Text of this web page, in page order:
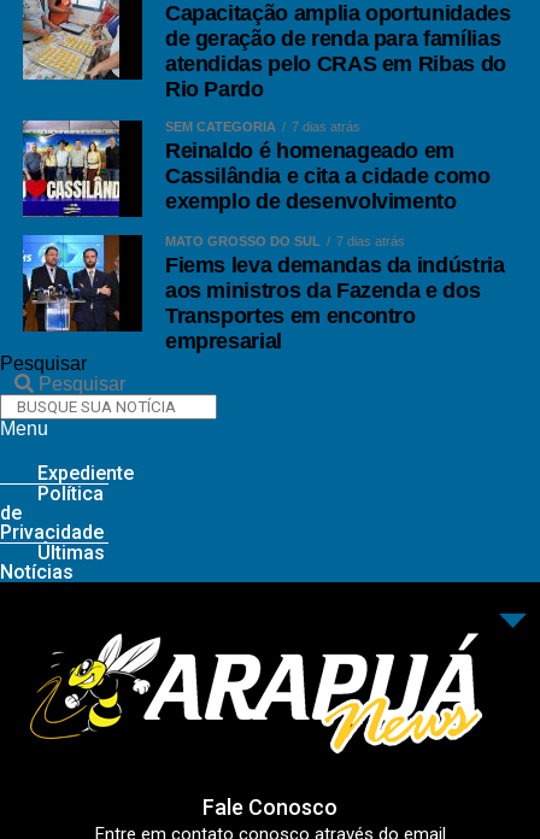
Capacitação amplia oportunidades
de geração de renda para famílias
atendidas pelo CRAS em Ribas do
Rio Pardo
SEM CATEGORIA 7 dias atrás
Reinaldo é homenageado em
Cassilândia e cita a cidade como
exemplo de desenvolvimento
MATO GROSSO DO SUL 7 dias atrás
Fiems leva demandas da indústria
aos ministros da Fazenda e dos
Transportes em encontro
empresarial
Pesquisar
Pesquisar
Menu
Expediente
Política
de
Privacidade
Últimas
Notícias
Fale Conosco
Entre em contato conosco através do email